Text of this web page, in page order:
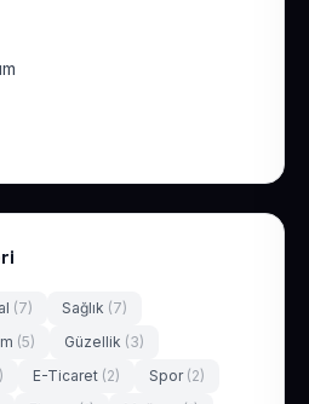
(7) Sağlık (7)
(5) Güzellik (3)
E-Ticaret (2) Spor (2)